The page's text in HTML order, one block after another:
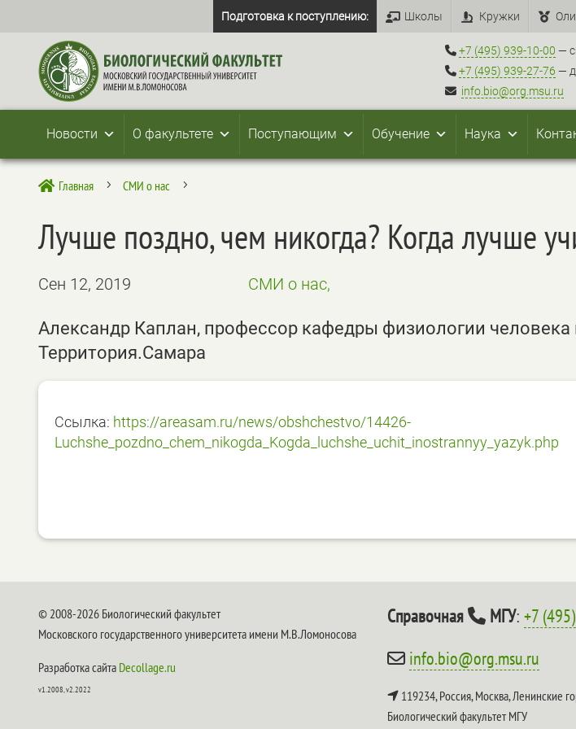
Подготовка к поступлению: Школы Кружки
+7 (495) 939-10-00 —
+7 (495) 939-27-76 —
info.bio@org.msu.ru
Новости О факультете Поступающим Обучение Наука
 Главная 5 СМИ о нас 5
Лучше поздно, чем никогда? Когда лучше
Сен 12, 2019 СМИ о нас,
Александр Каплан, профессор кафедры физиологии
Территория.Самара
Ссылка: https://areasam.ru/news/obshchestvo/14426-
Luchshe_pozdno_chem_nikogda_Kogda_luchshe_uchit_inostrannyy_yazyk.php
© 2008-2026 Биологический факультет
Московского государственного университета имени М.В.Ломоносова
Разработка сайта Decollage.ru
v1.2008, v2.2022
Справочная МГУ:+7
info.bio@org.msu.ru
119234, Россия, Москва, Ленинские
Биологический факультет МГУ